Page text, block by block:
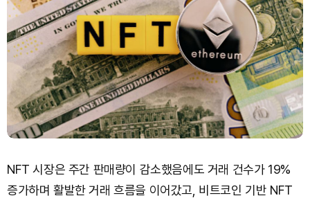
NFT 시장은 주간 판매량이 감소했음에도 거래 건수가 19%
증가하며 활발한 거래 흐름을 이어갔고, 비트코인 기반 NFT